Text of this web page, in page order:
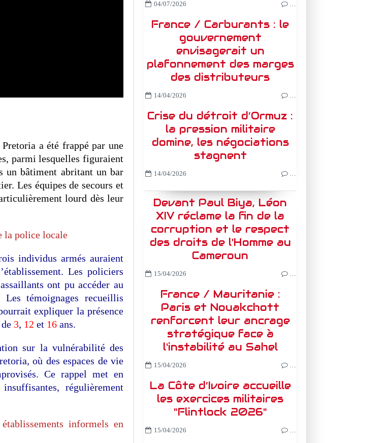
a été frappé par une
parmi lesquelles figuraient
un bâtiment abritant un bar
Les équipes de secours et
lourd dès leur
la police locale
individus armés auraient
Les policiers
ont pu accéder au
témoignages recueillis
expliquer la présence
3, 12 et 16 ans.
sur la vulnérabilité des
où des espaces de vie
Ce rappel met en
régulièrement
informels en
04/07/2026 …
France / Carburants : le
gouvernement
envisagerait un
plafonnement des marges
des distributeurs
14/04/2026 …
Crise du détroit d’Ormuz :
la pression militaire
domine, les négociations
stagnent
14/04/2026 …
Devant Paul Biya, Léon
XIV réclame la fin de la
corruption et le respect
des droits de l'Homme au
Cameroun
15/04/2026 …
France / Mauritanie :
Paris et Nouakchott
renforcent leur ancrage
stratégique face à
l'instabilité au Sahel
15/04/2026 …
La Côte d’Ivoire accueille
les exercices militaires
"Flintlock 2026"
15/04/2026 …